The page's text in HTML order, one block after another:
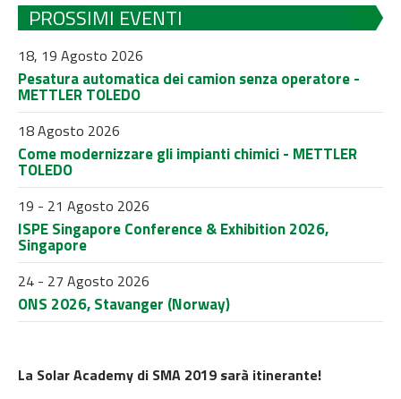
PROSSIMI EVENTI
18, 19 Agosto 2026
Pesatura automatica dei camion senza operatore -
METTLER TOLEDO
18 Agosto 2026
Come modernizzare gli impianti chimici - METTLER
TOLEDO
19 - 21 Agosto 2026
ISPE Singapore Conference & Exhibition 2026,
Singapore
24 - 27 Agosto 2026
ONS 2026, Stavanger (Norway)
La Solar Academy di SMA 2019 sarà itinerante!